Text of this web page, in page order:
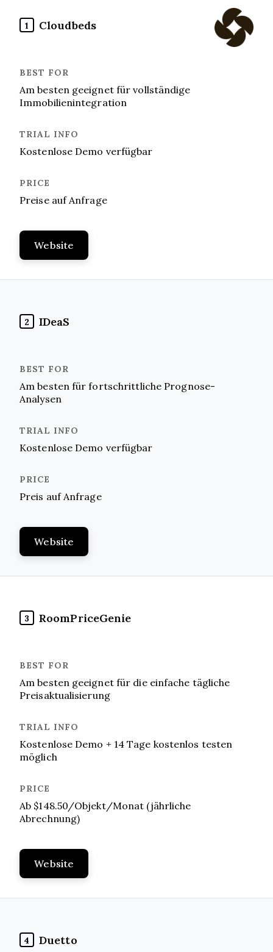
1 Cloudbeds
Am besten geeignet für vollständige
Immobilienintegration
Kostenlose Demo verfügbar
Preise auf Anfrage
Website
2 IDeaS
Am besten für fortschrittliche Prognose-
Analysen
Kostenlose Demo verfügbar
Preis auf Anfrage
Website
3 RoomPriceGenie
Am besten geeignet für die einfache tägliche
Preisaktualisierung
Kostenlose Demo + 14 Tage kostenlos testen
möglich
Ab $148.50/Objekt/Monat (jährliche
Abrechnung)
Website
4 Duetto